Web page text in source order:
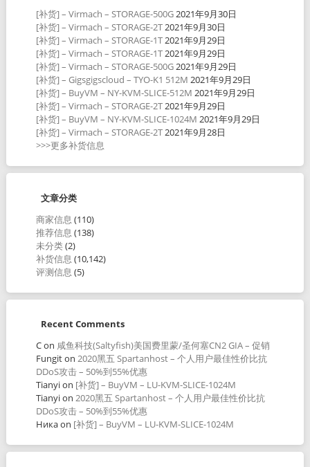
[补货] – Virmach – STORAGE-500G2021年9月30日
[补货] – Virmach – STORAGE-2T2021年9月30日
[补货] – Virmach – STORAGE-1T2021年9月29日
[补货] – Virmach – STORAGE-1T2021年9月29日
[补货] – Virmach – STORAGE-500G2021年9月29日
[补货] – Gigsgigscloud – TYO-K1 512M 2021年9月29日
[补货] – BuyVM – NY-KVM-SLICE-512M 2021年9月29日
[补货] – Virmach – STORAGE-2T2021年9月29日
[补货] – BuyVM – NY-KVM-SLICE-1024M 2021年9月29日
[补货] – Virmach – STORAGE-2T2021年9月28日
>>>更多补货信息
文章分类
商家信息 (110)
推荐信息 (138)
未分类(2)
补货信息 (10,142)
评测信息 (5)
Recent Comments
Con 咸鱼科技(Saltyfish)美国费里蒙/圣何塞CN2 GIA – 促销
Fungiton 2020黑五 Spartanhost – 个人用户最佳性价比抗
DDoS攻击 – 50%到55%优惠
Tianyion [补货] – BuyVM – LU-KVM-SLICE-1024M
Tianyion 2020黑五 Spartanhost – 个人用户最佳性价比抗
DDoS攻击 – 50%到55%优惠
Никаon [补货] – BuyVM – LU-KVM-SLICE-1024M